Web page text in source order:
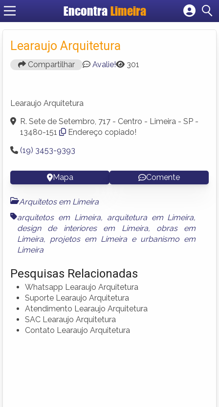
Encontra Limeira
Cadastrar empresa
Criar conta
Learaujo Arquitetura
Compartilhar Avalie! 301
Learaujo Arquitetura
R. Sete de Setembro, 717 - Centro - Limeira - SP -
13480-151
Endereço copiado!
(19) 3453-9393
Mapa Comente
Arquitetos em Limeira
arquitetos em Limeira, arquitetura em Limeira,
design de interiores em Limeira, obras em
Limeira, projetos em Limeira e urbanismo em
Limeira
Pesquisas Relacionadas
Whatsapp Learaujo Arquitetura
Suporte Learaujo Arquitetura
Atendimento Learaujo Arquitetura
SAC Learaujo Arquitetura
Contato Learaujo Arquitetura